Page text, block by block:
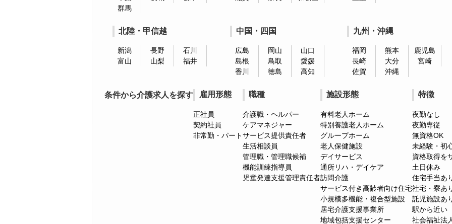
群馬
北陸・甲信越
新潟 長野
石川
富山
山梨 福井
中国・四国
広島 岡山
山口
島根
鳥取
愛媛
香川
徳島 高知
九州・沖縄
福岡 熊本
鹿児島
長崎
大分
宮崎
佐賀
沖縄
条件から介護求人を探す 雇用形態
正社員
契約社員
非常勤・パート
職種
介護職・ヘルパー
ケアマネジャー
サービス提供責任者
生活相談員
管理職・管理職候補
機能訓練指導員
児童発達支援管理責任者
施設形態
有料老人ホーム
特別養護老人ホーム
グループホーム
老人保健施設
デイサービス
通所リハ・デイケア
訪問介護
サービス付き高齢者向け住宅
小規模多機能・複合型施設
居宅介護支援事業所
地域包括支援センター
特徴
夜勤なし
夜勤専従
無資格OK
未経験・初
資格取得を
土日休み
住宅手当あ
社宅・寮あ
託児施設あ
駅から近い
社会福祉法